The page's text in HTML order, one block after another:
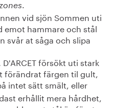
.
vid sjön Sommen uti
emot hammare och stål
svår at såga och slipa
försökt uti stark
förändrat färgen til gult,
intet sätt smält, eller
erhållit mera hårdhet,